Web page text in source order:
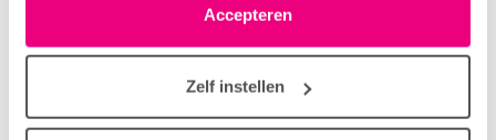
linksonder elke pagina. De lijst met partners is te vinden
in het tabblad “details”.
Accepteren
Zelf instellen
als Symbicort inderdaad vaker te nemen dan
normaal, helpt dat niet genoeg, blijven de klachten
aanhouden dan kan er eventueel verder gekeken
testen kan doen.